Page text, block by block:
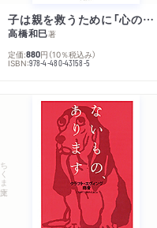
子は親を救うために「心の病」になる
高橋和巳著
定価:880円 （10％税込み）
ISBN:978-4-480-43158-5
ちくま文庫